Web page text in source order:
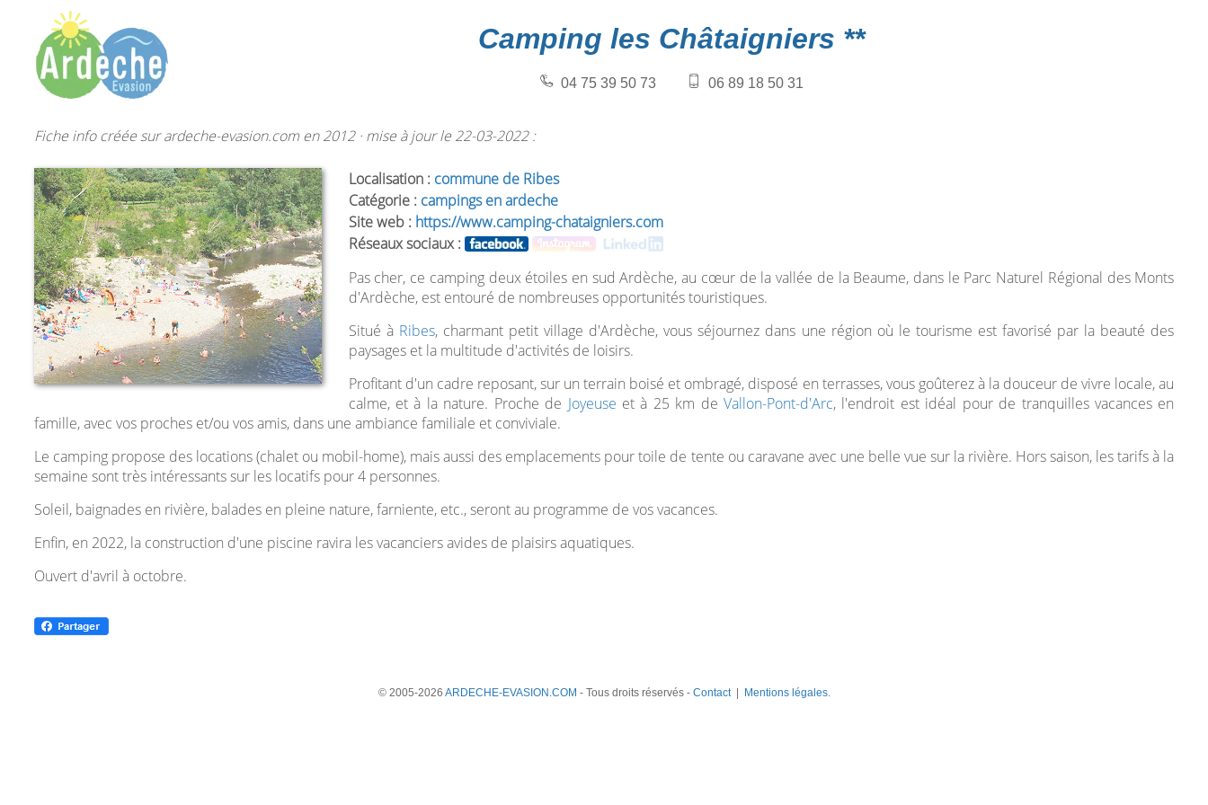
Camping les Châtaigniers **
04 75 39 50 73 06 89 18 50 31
Fiche info créée sur ardeche-evasion.com en 2012 · mise à jour le 22-03-2022 :
Localisation : commune de Ribes
Catégorie : campings en ardeche
Site web : https://www.camping-chataigniers.com
Réseaux sociaux :
Pas cher, ce camping deux étoiles en sud Ardèche, au cœur de la vallée de la Beaume, dans le Parc Naturel Régional des Monts
d'Ardèche, est entouré de nombreuses opportunités touristiques.
Situé à Ribes, charmant petit village d'Ardèche, vous séjournez dans une région où le tourisme est favorisé par la beauté des
paysages et la multitude d'activités de loisirs.
Profitant d'un cadre reposant, sur un terrain boisé et ombragé, disposé en terrasses, vous goûterez à la douceur de vivre locale, au
calme, et à la nature. Proche de Joyeuse et à 25 km deVallon-Pont-d'Arc, l'endroit est idéal pour de tranquilles vacances en
famille, avec vos proches et/ou vos amis, dans une ambiance familiale et conviviale.
Le camping propose des locations (chalet ou mobil-home), mais aussi des emplacements pour toile de tente ou caravane avec une belle vue sur la rivière. Hors saison, les tarifs à la
semaine sont très intéressants sur les locatifs pour 4 personnes.
Soleil, baignades en rivière, balades en pleine nature, farniente, etc., seront au programme de vos vacances.
Enfin, en 2022, la construction d'une piscine ravira les vacanciers avides de plaisirs aquatiques.
Ouvert d'avril à octobre.
© 2005-2026 ARDECHE-EVASION.COM - Tous droits réservés - Contact| Mentions légales.